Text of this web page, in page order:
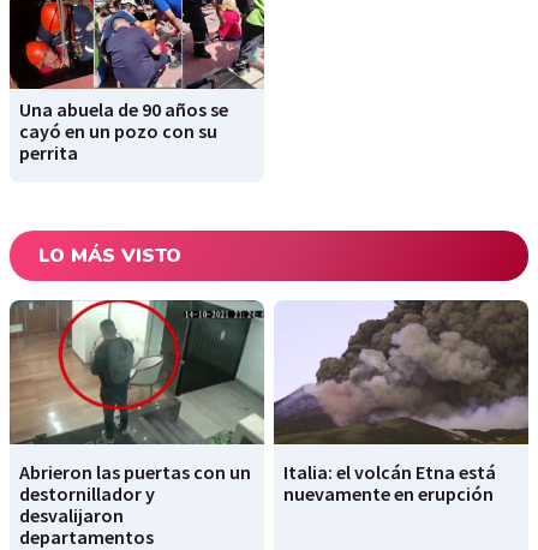
Una abuela de 90 años se
cayó en un pozo con su
perrita
LO MÁS VISTO
Abrieron las puertas con un
destornillador y
desvalijaron
departamentos
Italia: el volcán Etna está
nuevamente en erupción